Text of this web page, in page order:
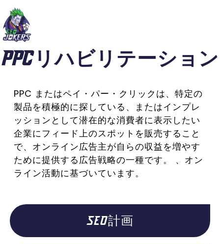
PPCリハビリテーション
PPC またはペイ・パー・クリックは、特定の
製品を積極的に探している、またはインプレ
ッションとして潜在的な消費者に表示したい
企業にフィード上のスポットを販売すること
で、オンライン広告主が自らの収益を増やす
ために提供する広告戦略の一種です。 、オン
ライン活動に基づいています。
SEO計画